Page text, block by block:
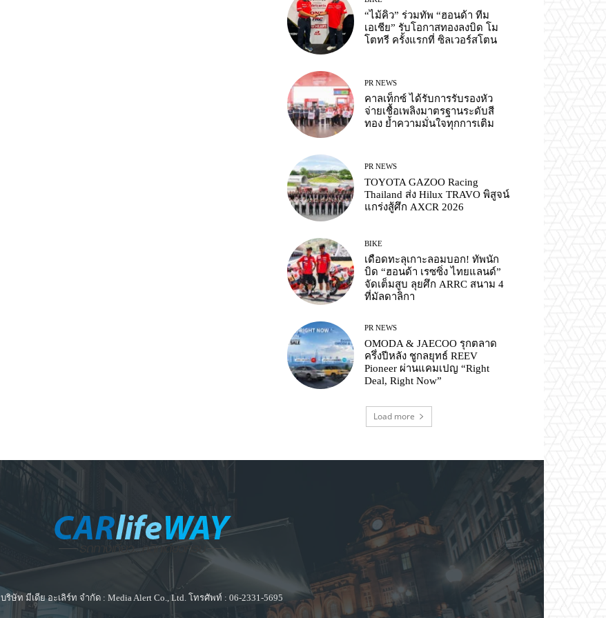
“ไม้คิว” ร่วมทัพ “ฮอนด้า ทีม
เอเชีย” รับโอกาสทองลงบิด โม
โตทรี ครั้งแรกที่ ซิลเวอร์สโตน
PR NEWS
คาลเท็กซ์ ได้รับการรับรองหัว
จ่ายเชื้อเพลิงมาตรฐานระดับสี
ทอง ย้ำความมั่นใจทุกการเติม
PR NEWS
TOYOTA GAZOO Racing
Thailand ส่ง Hilux TRAVO พิสูจน์
แกร่งสู้ศึก AXCR 2026
BIKE
เดือดทะลุเกาะลอมบอก! ทัพนัก
บิด “ฮอนด้า เรซซิ่ง ไทยแลนด์”
จัดเต็มสูบ ลุยศึก ARRC สนาม 4
ที่มัลดาลิกา
PR NEWS
OMODA & JAECOO รุกตลาด
ครึ่งปีหลัง ชูกลยุทธ์ REEV
Pioneer ผ่านแคมเปญ “Right
Deal, Right Now”
Load more
บริษัท มีเดีย อะเลิร์ท จำกัด : Media Alert Co., Ltd. โทรศัพท์ : 06-2331-5695